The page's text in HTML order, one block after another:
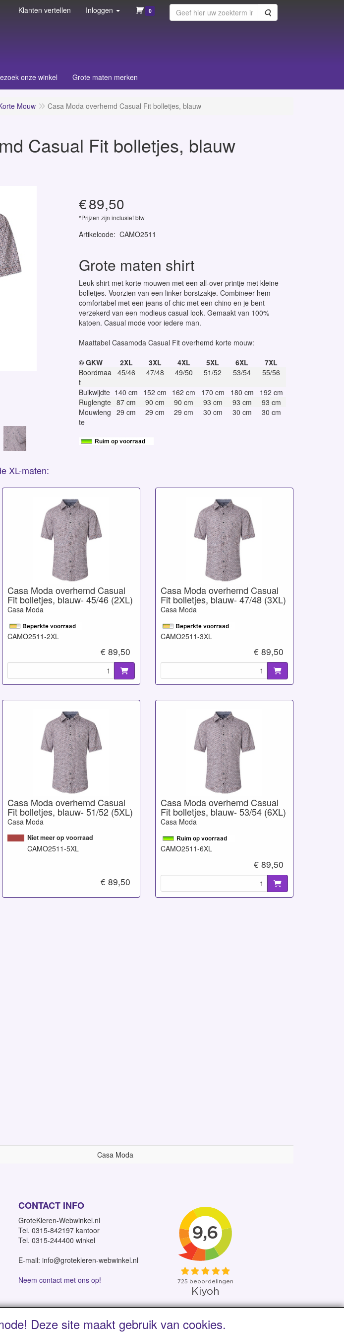
Klanten vertellen Inloggen 0 Zoeken
onze winkel Grote maten merken
Mouw Casa Moda overhemd Casual Fit bolletjes, blauw
Casual Fit bolletjes, blauw
€89,50
*Prijzen zijn inclusief btw
Artikelcode: CAMO2511
Grote maten shirt
Leuk shirt met korte mouwen met een all-over printje met kleine
bolletjes. Voorzien van een linker borstzakje. Combineer hem
comfortabel met een jeans of chic met een chino en je bent
verzekerd van een modieus casual look. Gemaakt van 100%
katoen. Casual mode voor iedere man.
Maattabel Casamoda Casual Fit overhemd korte mouw:
© GKW
2XL 3XL 4XL 5XL 6XL
7XL
Boordmaa
t
45/46 47/48 49/50 51/52 53/54
55/56
Buikwijdte 140 cm 152 cm 162 cm 170 cm 180 cm
192 cm
Ruglengte 87 cm 90 cm 90 cm 93 cm 93 cm
93 cm
Mouwleng
te
29 cm 29 cm 29 cm 30 cm 30 cm 30 cm
XL-maten:
Casa Moda overhemd Casual
Fit bolletjes, blauw- 45/46 (2XL)
Casa Moda
CAMO2511-2XL
€ 89,50
Casa Moda overhemd Casual
Fit bolletjes, blauw- 47/48 (3XL)
Casa Moda
CAMO2511-3XL
€ 89,50
Casa Moda overhemd Casual
Fit bolletjes, blauw- 51/52 (5XL)
Casa Moda
Niet meer op voorraad
CAMO2511-5XL
€ 89,50
Casa Moda overhemd Casual
Fit bolletjes, blauw- 53/54 (6XL)
Casa Moda
CAMO2511-6XL
€ 89,50
Casa Moda
CONTACT INFO
GroteKleren-Webwinkel.nl
Tel. 0315-842197 kantoor
Tel. 0315-244400 winkel
E-mail: info@grotekleren-webwinkel.nl
Neem contact met ons op!
binnen NL | Direct leverbaar uit eigen voorraad
Deze site maakt gebruik van cookies.